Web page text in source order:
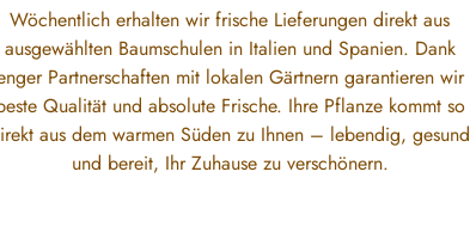
Wöchentlich erhalten wir frische Lieferungen direkt aus
ausgewählten Baumschulen in Italien und Spanien. Dank
Partnerschaften mit lokalen Gärtnern garantieren wir
Qualität und absolute Frische. Ihre Pflanze kommt so
aus dem warmen Süden zu Ihnen – lebendig, gesund
und bereit, Ihr Zuhause zu verschönern.